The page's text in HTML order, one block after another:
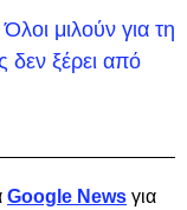
μιλούν για τη
δεν ξέρει από
Google News για